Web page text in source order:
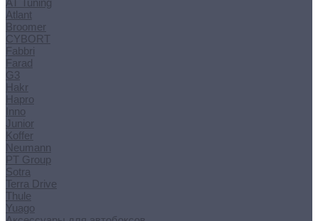
AT Tuning
Atlant
Broomer
CYBORT
Fabbri
Farad
G3
Hakr
Hapro
Inno
Junior
Koffer
Neumann
PT Group
Sotra
Terra Drive
Thule
Yuago